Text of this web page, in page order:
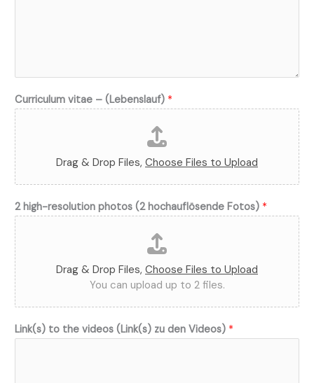
f
)
b
e
r
e
i
t
g
e
s
t
e
l
Curriculum vitae – (Lebenslauf) *
Drag & Drop Files, Choose Files to Upload
2 high-resolution photos (2 hochauflösende Fotos) *
Drag & Drop Files, Choose Files to Upload
You can upload up to 2 files.
Link(s) to the videos (Link(s) zu den Videos) *